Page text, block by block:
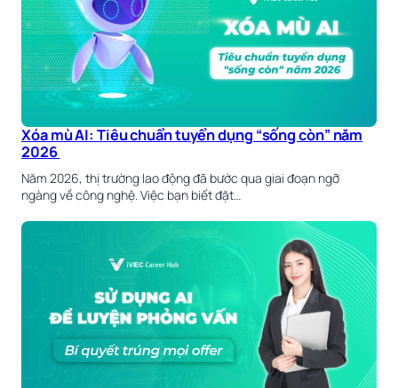
Xóa mù AI: Tiêu chuẩn tuyển dụng “sống còn” năm
2026
Năm 2026, thị trường lao động đã bước qua giai đoạn ngỡ
ngàng về công nghệ. Việc bạn biết đặt…